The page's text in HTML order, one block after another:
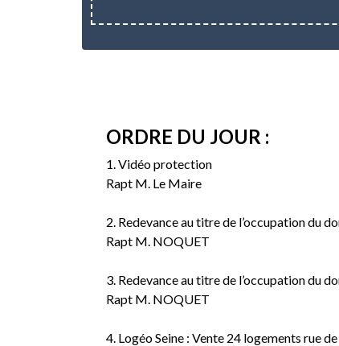
ORDRE DU JOUR :
1. Vidéo protection
Rapt M. Le Maire
2. Redevance au titre de l’occupation du
Rapt M. NOQUET
3. Redevance au titre de l’occupation du
Rapt M. NOQUET
4. Logéo Seine : Vente 24 logements rue